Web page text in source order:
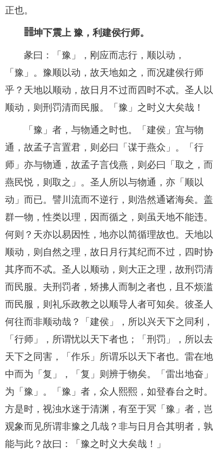
正也。
䷏坤下震上 豫，利建侯行师。
彖曰：「豫」，刚应而志行，顺以动，
「豫」。豫顺以动，故天地如之，而况建侯行师
乎？天地以顺动，故日月不过而四时不忒。圣人以
顺动，则刑罚清而民服。「豫」之时义大矣哉！
「豫」者，与物通之时也。「建侯」宜与物
通，故孟子言置君，则必曰「谋于燕众」。「行
师」亦与物通，故孟子言伐燕，则必曰「取之，而
燕民悦，则取之」。圣人所以与物通，亦「顺以
动」而已。譬川流而不逆行，则浩然通诸海矣。盖
群一物，性类以理，因而循之，则虽天地不能违。
何则？天亦以易因性，地亦以简循理故也。天地以
顺动，则自然之理，故日月行其纪而不过，四时协
其序而不忒。圣人以顺动，则大正之理，故刑罚清
而民服。夫刑罚者，矫拂人而制之者也，且不烦滥
而民服，则礼乐政教之以顺导人者可知矣。彼圣人
何往而非顺动哉？「建侯」，所以兴天下之同利，
「行师」，所谓忧以天下者也；「刑罚」，所以去
天下之同害，「作乐」所谓乐以天下者也。雷在地
中而为「复」，「复」则辨于物矣。「雷出地奋」
为「豫」。「豫」者，众人熙熙，如登春台之时。
方是时，视浊水迷于清渊，有至于冥「豫」者，岂
观象而见所谓非豫之几哉？非与日月合其明者，孰
能与此？故曰：「豫之时义大矣哉！」